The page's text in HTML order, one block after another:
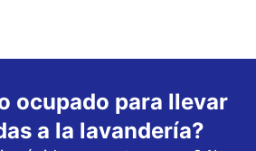
ocupado para llevar
a la lavandería?